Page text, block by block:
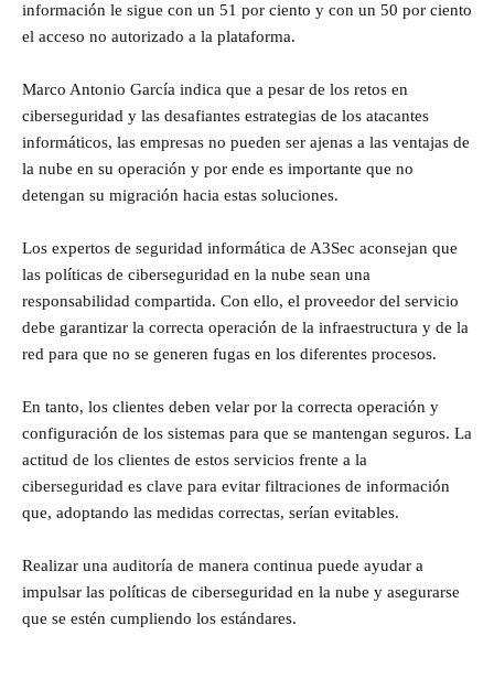
información le sigue con un 51 por ciento y con un 50 por ciento
el acceso no autorizado a la plataforma.
Marco Antonio García indica que a pesar de los retos en
ciberseguridad y las desafiantes estrategias de los atacantes
informáticos, las empresas no pueden ser ajenas a las ventajas de
la nube en su operación y por ende es importante que no
detengan su migración hacia estas soluciones.
Los expertos de seguridad informática de A3Sec aconsejan que
las políticas de ciberseguridad en la nube sean una
responsabilidad compartida. Con ello, el proveedor del servicio
debe garantizar la correcta operación de la infraestructura y de la
red para que no se generen fugas en los diferentes procesos.
En tanto, los clientes deben velar por la correcta operación y
configuración de los sistemas para que se mantengan seguros. La
actitud de los clientes de estos servicios frente a la
ciberseguridad es clave para evitar filtraciones de información
que, adoptando las medidas correctas, serían evitables.
Realizar una auditoría de manera continua puede ayudar a
impulsar las políticas de ciberseguridad en la nube y asegurarse
que se estén cumpliendo los estándares.